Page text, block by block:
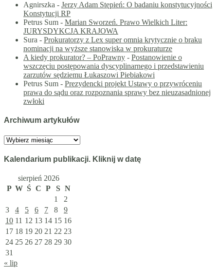
Agnirszka - Jerzy Adam Stępień: O badaniu konstytucyjności
Konstytucji RP
Petrus Sum - Marian Sworzeń. Prawo Wielkich Liter:
JURYSDYKCJA KRAJOWA
Sura - Prokuratorzy z Lex super omnia krytycznie o braku
nominacji na wyższe stanowiska w prokuraturze
A kiedy prokurator? – PoPrawny - Postanowienie o
wszczęciu postępowania dyscyplinarnego i przedstawieniu
zarzutów sędziemu Łukaszowi Piebiakowi
Petrus Sum - Prezydencki projekt Ustawy o przywróceniu
prawa do sądu oraz rozpoznania sprawy bez nieuzasadnionej
zwłoki
Archiwum artykułów
Archiwum
Kalendarium publikacji. Kliknij w datę
sierpień 2026
P W Ś C P S N
1
2
3
4 5 6 7 8
9
10 11 12 13 14 15 16
17 18 19 20 21 22 23
24 25 26 27 28 29 30
31
« lip